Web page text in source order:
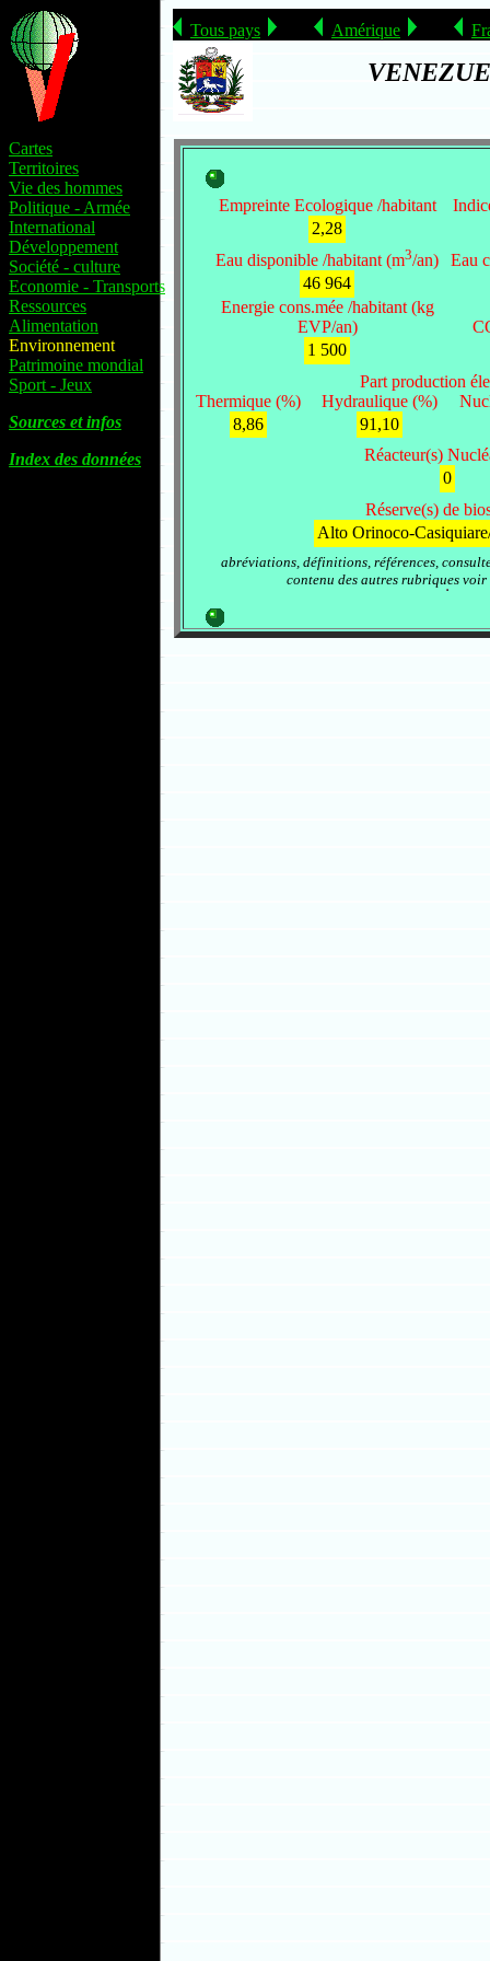
Tous pays Amérique
Cartes
Territoires
Vie des hommes
Politique - Armée
International
Développement
Société - culture
Economie - Transports
Ressources
Alimentation
Environnement
Patrimoine mondial
Sport - Jeux
Sources et infos
Index des données
Empreinte Ecologique /habitant
2,28
Eau disponible /habitant (m3/an)
Eau
46 964
Energie cons.mée /habitant (kg
EVP/an)
1 500
Part production
Thermique (%)
Hydraulique (%)
8,86
91,10
Réacteur(s)
0
Réserve(s) de
Alto Orinoco-
abréviations, définitions, références,
contenu des autres rubriques voir